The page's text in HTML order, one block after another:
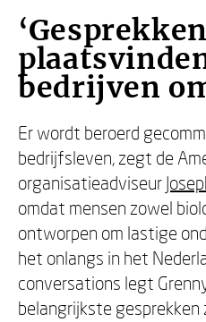
bedrijven
Er wordt beroerd
bedrijfsleven, zegt de
organisatieadviseur
omdat mensen zowel
ontworpen om lastige
het onlangs in het
conversations legt
belangrijkste